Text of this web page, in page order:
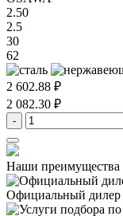
2.50
2.5
30
62
2 602.88 ₽
2 082.30 ₽
-
Наши преимущества
Официальный дилер